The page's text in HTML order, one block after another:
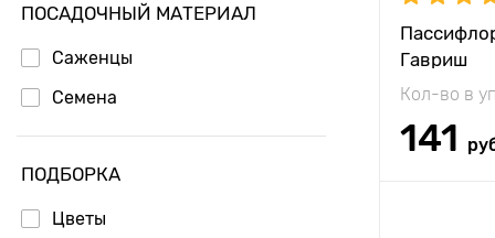
ПОСАДОЧНЫЙ МАТЕРИАЛ
Саженцы
Семена
ПОДБОРКА
Цветы
Гавриш
Кол-во в
141